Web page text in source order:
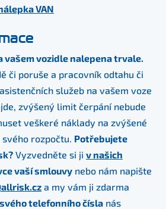
VAN
vašem vozidle nalepena trvale.
či poruše a pracovník odtahu či
služeb na vašem voze
zvýšený limit čerpání nebude
veškeré náklady na zvýšené
rozpočtu. Potřebujete
Vyzvedněte si ji v našich
vaší smlouvy nebo nám napište
a my vám ji zdarma
telefonního čísla nás